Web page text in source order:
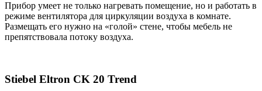
Прибор умеет не только нагревать помещение, но и работать в
режиме вентилятора для циркуляции воздуха в комнате.
Размещать его нужно на «голой» стене, чтобы мебель не
препятствовала потоку воздуха.
Stiebel Eltron CK 20 Trend